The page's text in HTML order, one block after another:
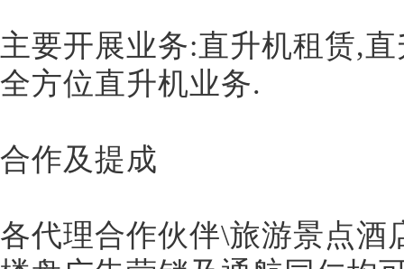
主要开展业务:直升机租赁,
全方位直升机业务.
合作及提成
各代理合作伙伴\旅游景点酒